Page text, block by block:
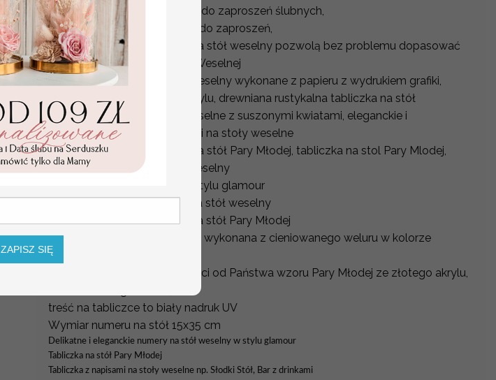
Numery na stół dopasowane do zaproszeń ślubnych,
Dodatki ślubne dopasowane do zaproszeń,
Różnorodne wzory numery na stół weselny pozwolą bez problemu dopasować
do wystroju i charakteru Sali Weselnej
Oferujemy tabliczki na stół weselny wykonane z papieru z wydrukiem grafiki,
numery na stół weselny z akrylu, drewniana rustykalna tabliczka na stół
weselny, numerki na stoły weselne z suszonymi kwiatami, eleganckie i
nowoczesne welurowe stojaki na stoły weselne
Czarny Stojak z numerkiem na stół Pary Młodej, tabliczka na stol Pary Mlodej,
welurowy numerek na stół weselny
tabliczka na stół weselny w stylu glamour
złote napisy na numerkach na stół weselny
Welurowa czarna tabliczka na stół Pary Młodej
Numeracja stołów weselnych wykonana z cieniowanego weluru w kolorze
czarnym,
imiona/ nazwisko w zależności od Państwa wzoru Pary Młodej ze złotego akrylu,
treść na tabliczce to biały nadruk UV
Wymiar numeru na stół 15x35 cm
Delikatne i eleganckie numery na stół weselny w stylu glamour
Tabliczka na stół Pary Młodej
Tabliczka z napisami na stoły weselne np. Słodki Stół, Bar z drinkami
ZAPISZ SIĘ